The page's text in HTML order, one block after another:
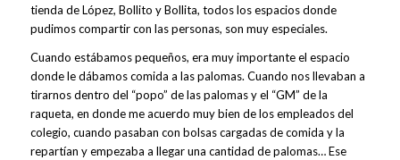
tienda de López, Bollito y Bollita, todos los espacios donde
pudimos compartir con las personas, son muy especiales.
Cuando estábamos pequeños, era muy importante el espacio
donde le dábamos comida a las palomas. Cuando nos llevaban a
tirarnos dentro del “popo” de las palomas y el “GM” de la
raqueta, en donde me acuerdo muy bien de los empleados del
colegio, cuando pasaban con bolsas cargadas de comida y la
repartían y empezaba a llegar una cantidad de palomas… Ese